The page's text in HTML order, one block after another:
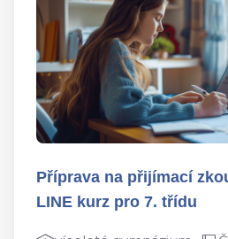
Příprava na přijímací
LINE kurz pro 7. třídu